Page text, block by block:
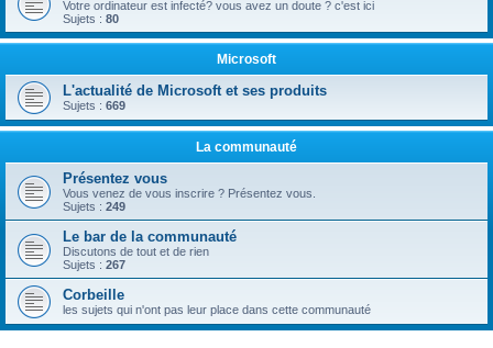
Votre ordinateur est infecté? vous avez un doute ? c'est ici
Sujets : 80
Microsoft
L'actualité de Microsoft et ses produits
Sujets : 669
La communauté
Présentez vous
Vous venez de vous inscrire ? Présentez vous.
Sujets : 249
Le bar de la communauté
Discutons de tout et de rien
Sujets : 267
Corbeille
les sujets qui n'ont pas leur place dans cette communauté